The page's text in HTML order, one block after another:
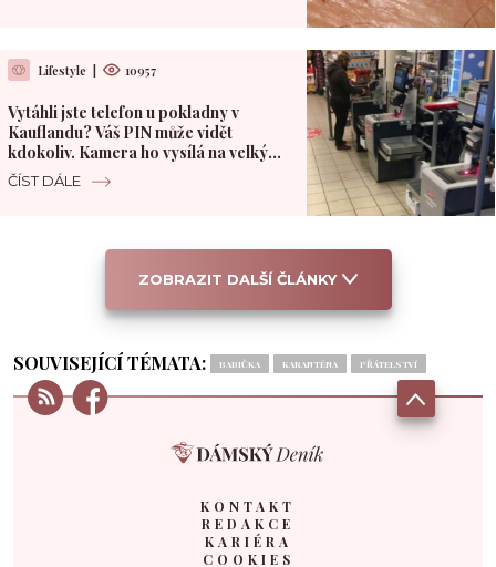
Lifestyle 10957
Vytáhli jste telefon u pokladny v
Kauflandu? Váš PIN může vidět
kdokoliv. Kamera ho vysílá na velký
monitor
ČÍST DÁLE
ZOBRAZIT DALŠÍ ČLÁNKY
SOUVISEJÍCÍ TÉMATA: BABIČKA KARANTÉNA PŘÁTELSTVÍ
KONTAKT
REDAKCE
KARIÉRA
COOKIES